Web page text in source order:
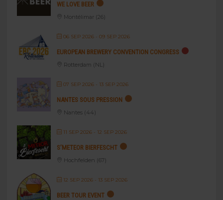
WE LOVE BEER
Montélimar (26)
06 SEP 2026- 09 SEP 2026
EUROPEAN BREWERY CONVENTION CONGRESS
Rotterdam (NL)
07 SEP 2026- 13 SEP 2026
NANTES SOUS PRESSION
Nantes (44)
11 SEP 2026- 12 SEP 2026
S’METEOR BIERFESCHT
Hochfelden (67)
12 SEP 2026- 13 SEP 2026
BEER TOUR EVENT